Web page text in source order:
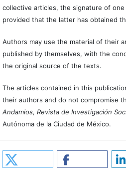
collective articles, the signature of
provided that the latter has obtained
Authors may use the material of their
published by themselves, with the
the original source of the texts.
The articles contained in this
their authors and do not compromise
Andamios, Revista de Investigación
Autónoma de la Ciudad de México.